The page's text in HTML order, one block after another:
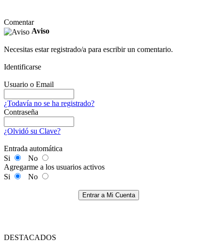
Comentar
Aviso
Necesitas estar registrado/a para escribir un comentario.
Identificarse
Usuario o Email
¿Todavía no se ha registrado?
Contraseña
¿Olvidó su Clave?
Entrada automática
Si
No
Agregarme a los usuarios activos
Si
No
Entrar a Mi Cuenta
DESTACADOS